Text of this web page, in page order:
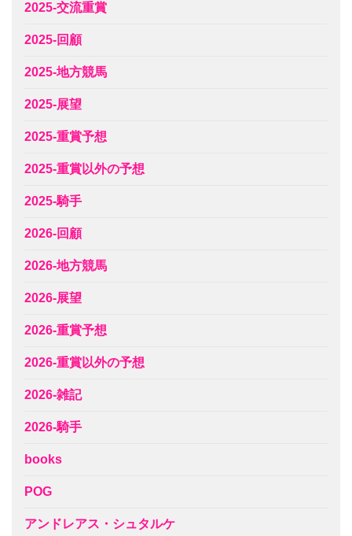
2025-交流重賞
2025-回顧
2025-地方競馬
2025-展望
2025-重賞予想
2025-重賞以外の予想
2025-騎手
2026-回顧
2026-地方競馬
2026-展望
2026-重賞予想
2026-重賞以外の予想
2026-雑記
2026-騎手
books
POG
アンドレアス・シュタルケ